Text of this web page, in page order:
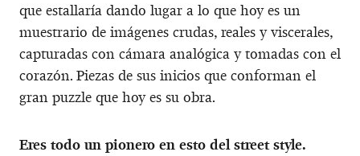
que estallaría dando lugar a lo que hoy es un
muestrario de imágenes crudas, reales y viscerales,
capturadas con cámara analógica y tomadas con el
corazón. Piezas de sus inicios que conforman el
gran puzzle que hoy es su obra.
Eres todo un pionero en esto del street style.